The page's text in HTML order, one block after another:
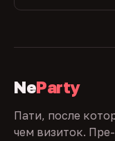
NeParty
Пати, после
чем визиток.